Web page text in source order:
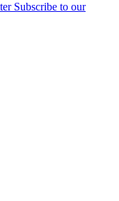
Subscribe to our